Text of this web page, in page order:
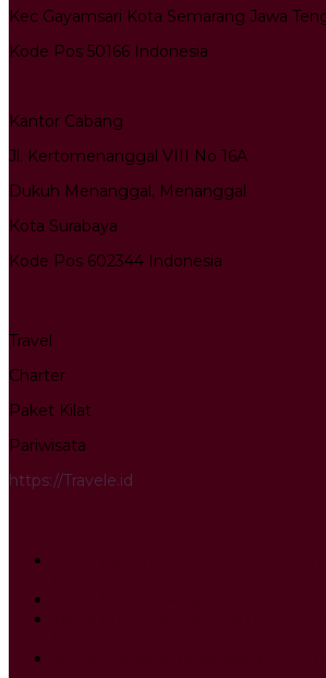
Kec Gayamsari Kota Semarang Jawa
Kode Pos 50166 Indonesia
Kantor Cabang
Jl. Kertomenanggal VIII No 16A
Dukuh Menanggal, Menanggal
Kota Surabaya
Kode Pos 602344 Indonesia
Travel
Charter
Paket Kilat
Pariwisata
https://Travele.id